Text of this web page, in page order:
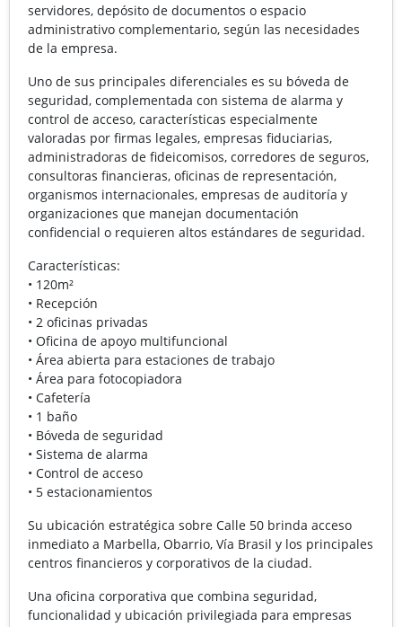
servidores, depósito de documentos o espacio
administrativo complementario, según las necesidades
de la empresa.
Uno de sus principales diferenciales es su bóveda de
seguridad, complementada con sistema de alarma y
control de acceso, características especialmente
valoradas por firmas legales, empresas fiduciarias,
administradoras de fideicomisos, corredores de seguros,
consultoras financieras, oficinas de representación,
organismos internacionales, empresas de auditoría y
organizaciones que manejan documentación
confidencial o requieren altos estándares de seguridad.
Características:
• 120m²
• Recepción
• 2 oficinas privadas
• Oficina de apoyo multifuncional
• Área abierta para estaciones de trabajo
• Área para fotocopiadora
• Cafetería
• 1 baño
• Bóveda de seguridad
• Sistema de alarma
• Control de acceso
• 5 estacionamientos
Su ubicación estratégica sobre Calle 50 brinda acceso
inmediato a Marbella, Obarrio, Vía Brasil y los principales
centros financieros y corporativos de la ciudad.
Una oficina corporativa que combina seguridad,
funcionalidad y ubicación privilegiada para empresas